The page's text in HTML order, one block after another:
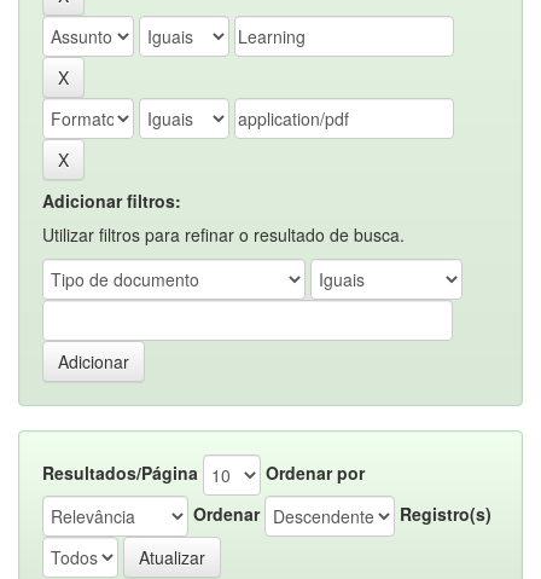
Adicionar filtros:
Utilizar filtros para refinar o resultado de busca.
Resultados/Página
Ordenar por
Ordenar
Registro(s)